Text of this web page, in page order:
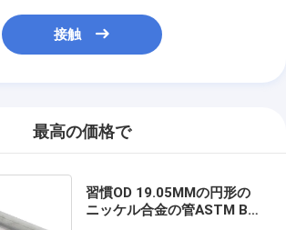
接触
最高の価格で
習慣OD 19.05MMの円形の
ニッケル合金の管ASTM B